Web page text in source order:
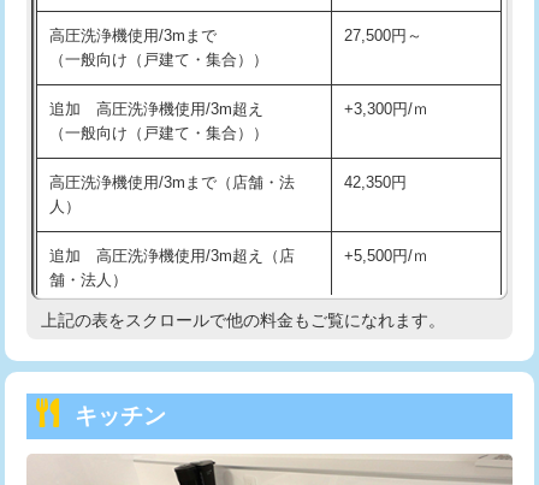
交換・取付(排水栓・排水トラップ
（P/S/ポップアップ））
22,000円+材料費
交換・取付（その他部品） 11,000円+材料費
持込商品取付（単水栓） 13,200円
持込商品取付（混合水栓）
持込商品取付（浄水器・分岐水栓） 16,500円
持込商品取付（温水洗浄便座） 22,000円
持込商品取付（普通便座⇔温水洗浄便
22,000円
給水管工事※（ホール加工)
給水管工事※（バンド止め) 3,300円
高圧洗浄機使用/3mまで
（一般向け（戸建て・集合））
27,500円～
追加 高圧洗浄機使用/3m超え
（一般向け（戸建て・集合））
+3,300円/ｍ
高圧洗浄機使用/3mまで（店舗・法
人）
42,350円
追加 高圧洗浄機使用/3m超え（店
舗・法人）
+5,500円/ｍ
高度高圧洗浄換 現地調査
トーラー機使用/3mまで
追加トーラー機使用/3m超え +3,300円
上記の表をスクロールで他の料金もご覧になれます。
キッチン